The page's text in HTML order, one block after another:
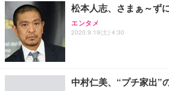
松本人志、さまぁ～ず
エンタメ
2020.9.19(土) 4:30
中村仁美、“プチ家出”